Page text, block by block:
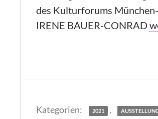
des Kulturforums
IRENE BAUER-CONRAD
2021 ,